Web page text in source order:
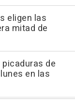
eligen las
mitad de
de
en las